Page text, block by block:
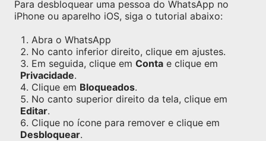
Para desbloquear uma pessoa do WhatsApp no
iPhone ou aparelho iOS, siga o tutorial abaixo:
Abra o WhatsApp
No canto inferior direito, clique em ajustes.
Em seguida, clique em Conta e clique em
Privacidade.
Clique em Bloqueados.
No canto superior direito da tela, clique em
Editar.
Clique no ícone para remover e clique em
Desbloquear.